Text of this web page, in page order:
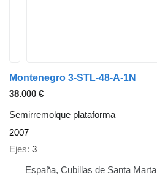
Montenegro 3-STL-48-A-1N
38.000 €
Semirremolque plataforma
2007
Ejes 3
España, Cubillas de Santa Marta